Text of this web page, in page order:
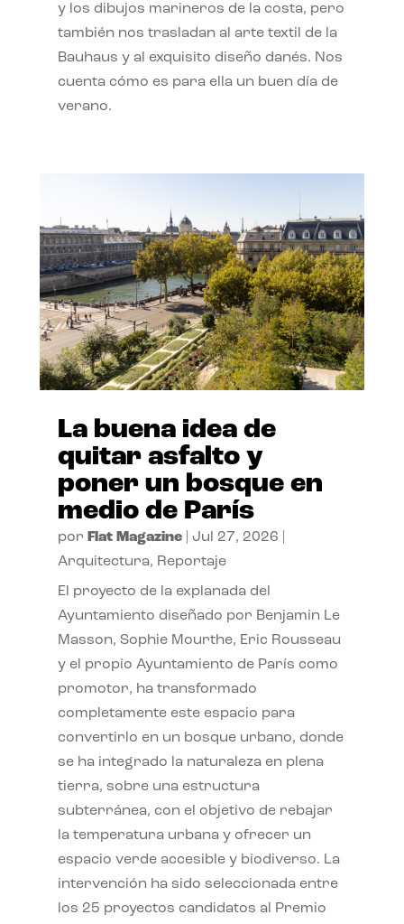
y los dibujos marineros de la costa, pero
también nos trasladan al arte textil de la
Bauhaus y al exquisito diseño danés. Nos
cuenta cómo es para ella un buen día de
verano.
La buena idea de
quitar asfalto y
poner un bosque en
medio de París
por Flat Magazine| Jul 27, 2026
Arquitectura, Reportaje
El proyecto de la explanada del
Ayuntamiento diseñado por Benjamin Le
Masson, Sophie Mourthe, Eric Rousseau
y el propio Ayuntamiento de París como
promotor, ha transformado
completamente este espacio para
convertirlo en un bosque urbano, donde
se ha integrado la naturaleza en plena
tierra, sobre una estructura
subterránea, con el objetivo de rebajar
la temperatura urbana y ofrecer un
espacio verde accesible y biodiverso. La
intervención ha sido seleccionada entre
los 25 proyectos candidatos al Premio